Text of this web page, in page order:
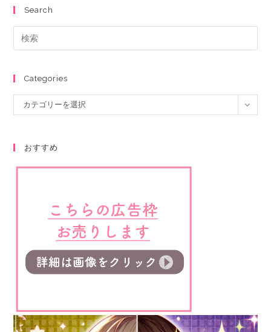
Search
Categories
カテゴリーを選択
おすすめ